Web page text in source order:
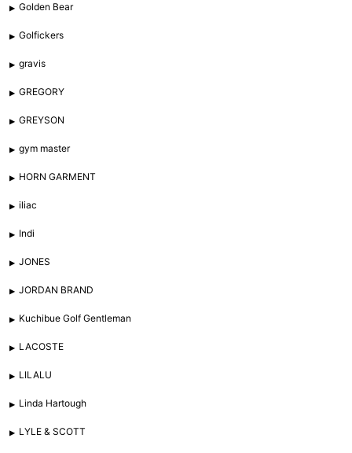
Golden Bear
Golfickers
gravis
GREGORY
GREYSON
gym master
HORN GARMENT
iliac
Indi
JONES
JORDAN BRAND
Kuchibue Golf Gentleman
LACOSTE
LILALU
Linda Hartough
LYLE & SCOTT